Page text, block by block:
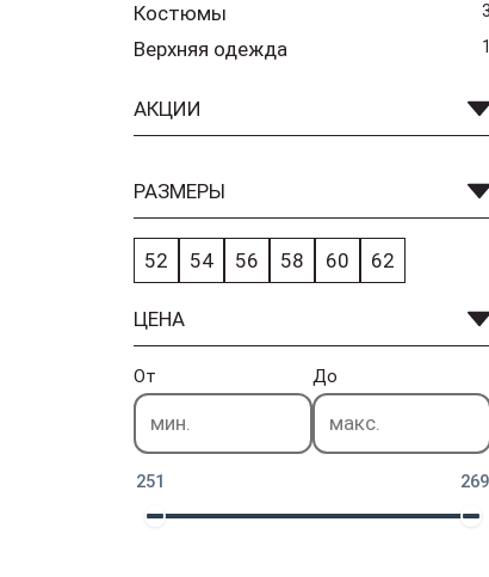
Костюмы 3
Верхняя одежда 1
АКЦИИ
РАЗМЕРЫ
52 54 56 58 60 62
ЦЕНА
От До
251 269